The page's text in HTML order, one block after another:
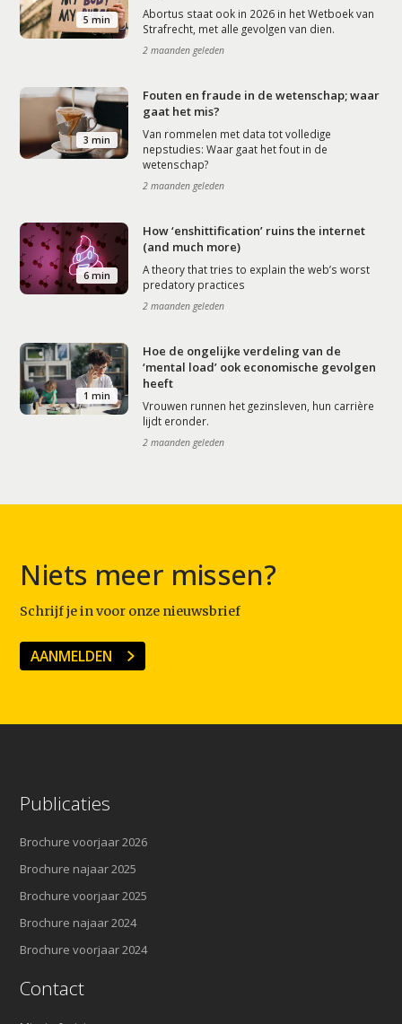
5 min
Abortus staat ook in 2026 in het Wetboek van
Strafrecht, met alle gevolgen van dien.
2 maanden geleden
3 min
Fouten en fraude in de wetenschap; waar
gaat het mis?
Van rommelen met data tot volledige
nepstudies: Waar gaat het fout in de
wetenschap?
2 maanden geleden
6 min
How ‘enshittification’ ruins the internet
(and much more)
A theory that tries to explain the web’s worst
predatory practices
2 maanden geleden
1 min
Hoe de ongelijke verdeling van de
‘mental load’ ook economische gevolgen
heeft
Vrouwen runnen het gezinsleven, hun carrière
lijdt eronder.
2 maanden geleden
Niets meer missen?
Schrijf je in voor onze nieuwsbrief
AANMELDEN
Publicaties
Brochure voorjaar 2026
Brochure najaar 2025
Brochure voorjaar 2025
Brochure najaar 2024
Brochure voorjaar 2024
Contact